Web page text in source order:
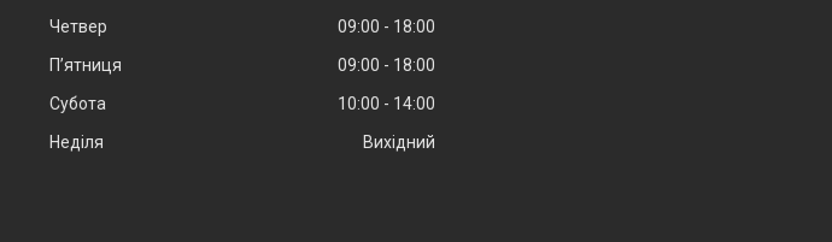
Четвер
09:00
18:00
Пʼятниця
09:00
18:00
Субота
10:00
14:00
Неділя
Вихідний